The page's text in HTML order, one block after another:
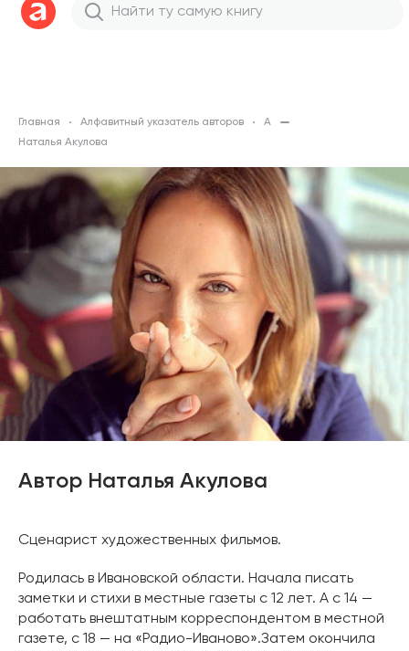
Главная Алфавитный указатель авторов
А
Наталья Акулова
Автор Наталья Акулова
Сценарист художественных фильмов.
Родилась в Ивановской области. Начала писать
заметки и стихи в местные газеты с 12 лет. А с 14 —
работать внештатным корреспондентом в местной
газете, с 18 — на «Радио-Иваново».Затем окончила